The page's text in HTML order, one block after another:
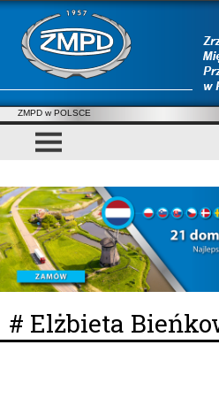
ZMPD w POLSCE
# Elżbieta